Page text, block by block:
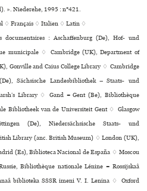
». Niederehe, 1995 : n°421.
♢Français ♢Italien ♢Latin ♢
documentaires : Aschaffenburg (De), Hof- und
muni­ci­pale ♢ Cambridge (UK), Department of
Gonville and Caius College Library ♢ Cambridge
Sächsische Landesbibliothek – Staats- und
Library ♢ Gand = Gent (Be), Bibliothèque
Bibliotheek van de Universiteit Gent ♢ Glasgow
(De), Niedersächsische Staats- und
Library (anc. British Museum) ♢ London (UK),
(Es), Biblioteca Nacional de España ♢ Moscou
Bibliothèque nationale Lénine = Rossijskaâ
biblioteka SSSR imeni V. I. Lenina ♢ Oxford